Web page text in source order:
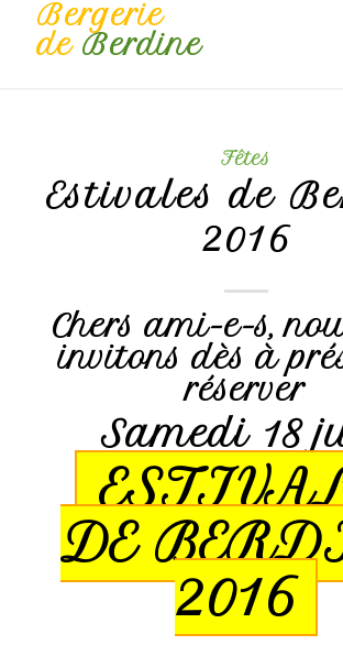
Bergerie
deBerdine
Fêtes
Estivales de
2016
Chers ami-e-s,
invitons dès à
réserver
Samedi 18
DE
2016